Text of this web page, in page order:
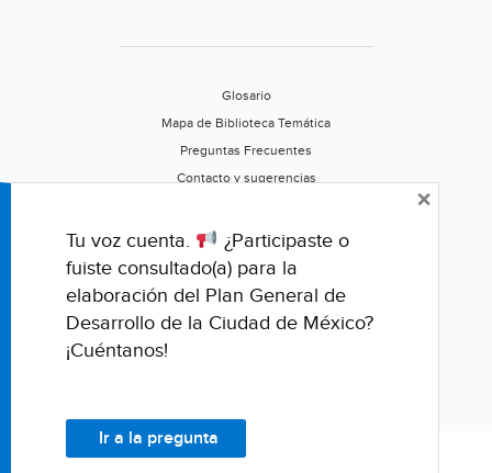
Glosario
Mapa de Biblioteca Temática
Preguntas Frecuentes
Contacto y sugerencias
Califica este portal
Tu voz cuenta.
¿Participaste o
fuiste consultado(a) para la
elaboración del Plan General de
Desarrollo de la Ciudad de México?
¡Cuéntanos!
Ir a la pregunta
×